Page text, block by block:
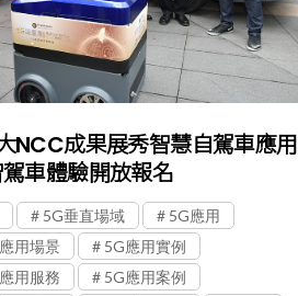
NCC成果展秀智慧自駕車應用
車體驗開放報名
5G垂直場域
5G應用
用場景
5G應用實例
用服務
5G應用案例